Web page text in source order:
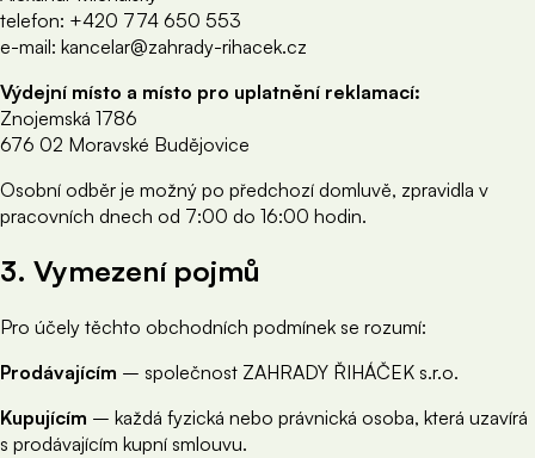
telefon: +420 774 650 553
e-mail: kancelar@zahrady-rihacek.cz
Výdejní místo a místo pro uplatnění reklamací:
Znojemská 1786
676 02 Moravské Budějovice
Osobní odběr je možný po předchozí domluvě, zpravidla v
pracovních dnech od 7:00 do 16:00 hodin.
3. Vymezení pojmů
Pro účely těchto obchodních podmínek se rozumí:
Prodávajícím – společnost ZAHRADY ŘIHÁČEK s.r.o.
Kupujícím – každá fyzická nebo právnická osoba, která uzavírá
s prodávajícím kupní smlouvu.